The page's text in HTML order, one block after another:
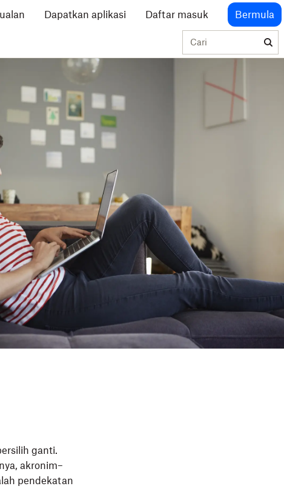
Dapatkan aplikasi Daftar masuk Bermula
Cari
ganti.
akronim–
pendekatan